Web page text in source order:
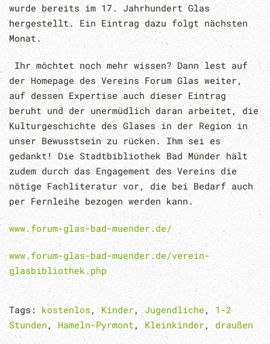
wurde bereits im 17. Jahrhundert Glas
hergestellt. Ein Eintrag dazu folgt nächsten
Monat.
Ihr möchtet noch mehr wissen? Dann lest auf
der Homepage des Vereins Forum Glas weiter,
auf dessen Expertise auch dieser Eintrag
beruht und der unermüdlich daran arbeitet, die
Kulturgeschichte des Glases in der Region in
unser Bewusstsein zu rücken. Ihm sei es
gedankt! Die Stadtbibliothek Bad Münder hält
zudem durch das Engagement des Vereins die
nötige Fachliteratur vor, die bei Bedarf auch
per Fernleihe bezogen werden kann.
www.forum-glas-bad-muender.de/
www.forum-glas-bad-muender.de/verein-
glasbibliothek.php
Tags:kostenlos , Kinder , Jugendliche , 1-2
Stunden , Hameln-Pyrmont , Kleinkinder , draußen